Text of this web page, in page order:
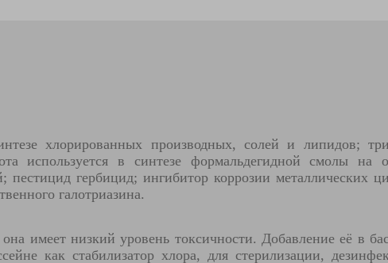
хлорированных производных, солей и липидов;
используется в синтезе формальдегидной смолы
пестицид гербицид; ингибитор коррозии металлических
галотриазина.
имеет низкий уровень токсичности. Добавление её в
как стабилизатор хлора, для стерилизации,